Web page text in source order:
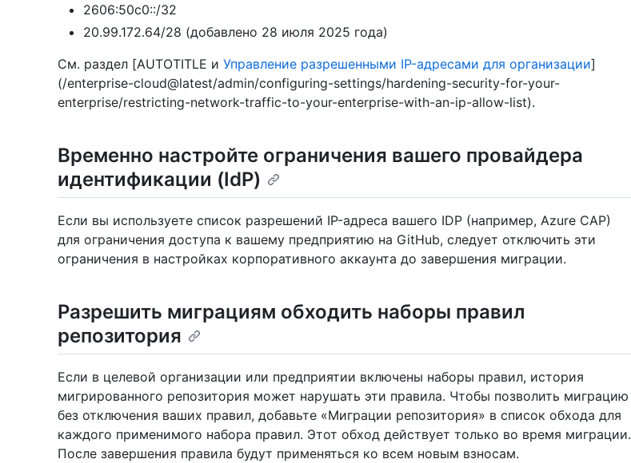
2606:50c0::/32
20.99.172.64/28 (добавлено 28 июля 2025 года)
См. раздел [AUTOTITLE и Управление разрешенными IP-адресами для организации]
(/enterprise-cloud@latest/admin/configuring-settings/hardening-security-for-your-
enterprise/restricting-network-traffic-to-your-enterprise-with-an-ip-allow-list).
Временно настройте ограничения вашего провайдера
идентификации (IdP)
Если вы используете список разрешений IP-адреса вашего IDP (например, Azure CAP)
для ограничения доступа к вашему предприятию на GitHub, следует отключить эти
ограничения в настройках корпоративного аккаунта до завершения миграции.
Разрешить миграциям обходить наборы правил
репозитория
Если в целевой организации или предприятии включены наборы правил, история
мигрированного репозитория может нарушать эти правила. Чтобы позволить миграцию
без отключения ваших правил, добавьте «Миграции репозитория» в список обхода для
каждого применимого набора правил. Этот обход действует только во время миграции.
После завершения правила будут применяться ко всем новым взносам.